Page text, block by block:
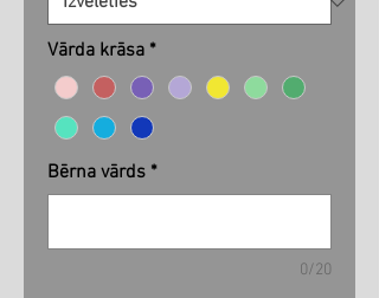
Vārda krāsa *
Bērna vārds *
0/20